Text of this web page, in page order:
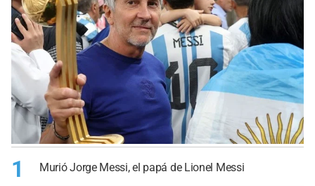
1 Murió Jorge Messi, el papá de Lionel Messi